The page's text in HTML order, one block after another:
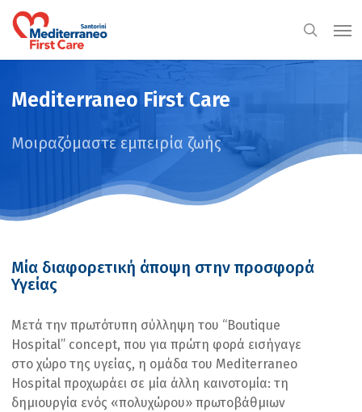
Skip
search
Mediterraneo First Care
Μοιραζόμαστε εμπειρία ζωής
Μία διαφορετική άποψη στην προσφορά
Υγείας
Μετά την πρωτότυπη σύλληψη του “Boutique
Hospital” concept, που για πρώτη φορά εισήγαγε
στο χώρο της υγείας, η ομάδα του Mediterraneo
Hospital προχωράει σε μία άλλη καινοτομία: τη
δημιουργία ενός «πολυχώρου» πρωτοβάθμιων